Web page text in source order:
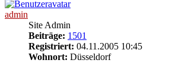
admin
Site Admin
Beiträge: 1501
Registriert: 04.11.2005 10:45
Wohnort: Düsseldorf